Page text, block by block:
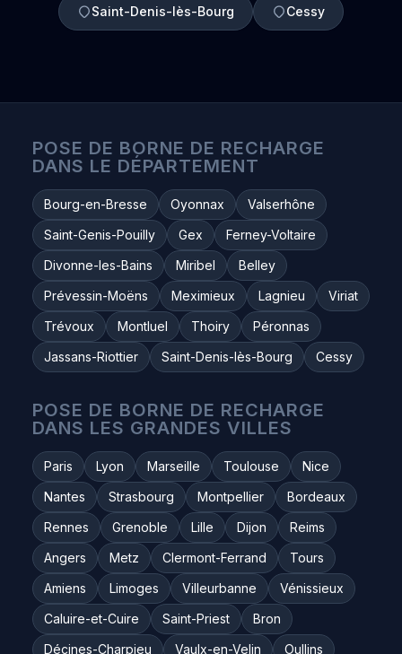
Saint-Denis-lès-Bourg Cessy
POSE DE BORNE DE RECHARGE
DANS LE DÉPARTEMENT
Bourg-en-Bresse Oyonnax
Valserhône
Saint-Genis-Pouilly
Gex
Ferney-Voltaire
Divonne-les-Bains
Miribel
Belley
Prévessin-Moëns
Meximieux Lagnieu
Viriat
Trévoux
Montluel Thoiry
Péronnas
Jassans-Riottier
Saint-Denis-lès-Bourg Cessy
POSE DE BORNE DE RECHARGE
DANS LES GRANDES VILLES
Paris Lyon Marseille Toulouse
Nice
Nantes
Strasbourg Montpellier
Bordeaux
Rennes
Grenoble Lille Dijon
Reims
Angers
Metz Clermont-Ferrand
Tours
Amiens
Limoges Villeurbanne
Vénissieux
Caluire-et-Cuire
Saint-Priest
Bron
Décines-Charpieu
Vaulx-en-Velin
Oullins